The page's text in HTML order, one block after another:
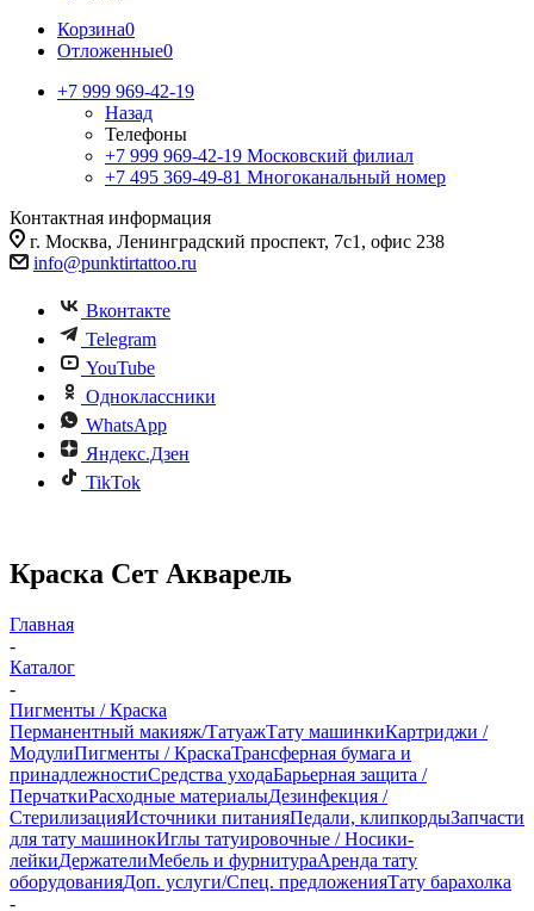
Корзина0
Отложенные0
+7 999 969-42-19
Назад
Телефоны
+7 999 969-42-19 Московский филиал
+7 495 369-49-81 Многоканальный номер
Контактная информация
г. Москва, Ленинградский проспект, 7с1, офис 238
info@punktirtattoo.ru
Вконтакте
Telegram
YouTube
Одноклассники
WhatsApp
Яндекс.Дзен
TikTok
Краска Сет Акварель
Главная
-
Каталог
-
Пигменты / Краска
Перманентный макияж/ТатуажТату машинкиКартриджи /
МодулиПигменты / КраскаТрансферная бумага и
принадлежностиСредства уходаБарьерная защита /
ПерчаткиРасходные материалыДезинфекция /
СтерилизацияИсточники питанияПедали, клипкордыЗапчасти
для тату машинокИглы татуировочные / Носики-
лейкиДержателиМебель и фурнитураАренда тату
оборудованияДоп. услуги/Спец. предложенияТату барахолка
-